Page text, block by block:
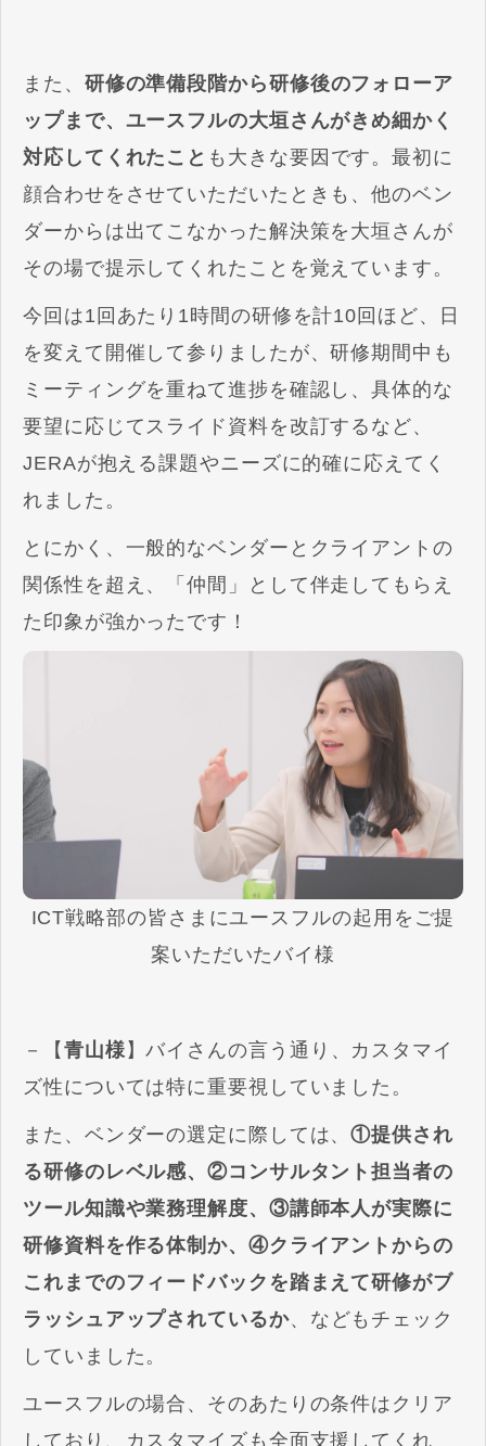
また、 研修の準備段階から研修後のフォローア
ップまで、ユースフルの大垣さんがきめ細かく
対応してくれたこと も大きな要因です。最初に
顔合わせをさせていただいたときも、他のベン
ダーからは出てこなかった解決策を大垣さんが
その場で提示してくれたことを覚えています。
今回は1回あたり1時間の研修を計10回ほど、日
を変えて開催して参りましたが、研修期間中も
ミーティングを重ねて進捗を確認し、具体的な
要望に応じてスライド資料を改訂するなど、
JERAが抱える課題やニーズに的確に応えてく
れました。
とにかく、一般的なベンダーとクライアントの
関係性を超え、「仲間」として伴走してもらえ
た印象が強かったです！
ICT戦略部の皆さまにユースフルの起用をご提
案いただいたバイ様
－【 青山様 】バイさんの言う通り、カスタマイ
ズ性については特に重要視していました。
また、ベンダーの選定に際しては、①提供され
る研修のレベル感、②コンサルタント担当者の
ツール知識や業務理解度、③講師本人が実際に
研修資料を作る体制か、④クライアントからの
これまでのフィードバックを踏まえて研修がブ
ラッシュアップされているか、などもチェック
していました。
ユースフルの場合、そのあたりの条件はクリア
しており、カスタマイズも全面支援してくれ